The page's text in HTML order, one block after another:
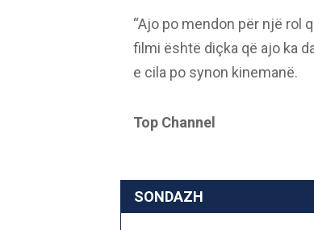
“Ajo po mendon për një rol
filmi është diçka që ajo ka
e cila po synon kinemanë.
Top Channel
SONDAZH